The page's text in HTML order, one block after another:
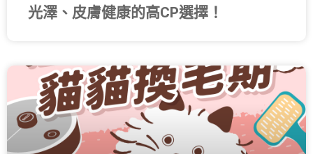
光澤、皮膚健康的高CP選擇！